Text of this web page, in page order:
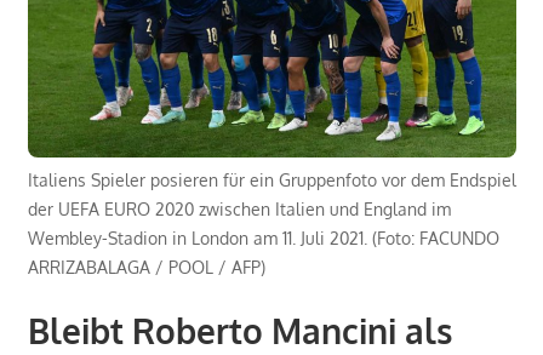
Italiens Spieler posieren für ein Gruppenfoto vor dem Endspiel
der UEFA EURO 2020 zwischen Italien und England im
Wembley-Stadion in London am 11. Juli 2021. (Foto: FACUNDO
ARRIZABALAGA / POOL / AFP)
Bleibt Roberto Mancini als